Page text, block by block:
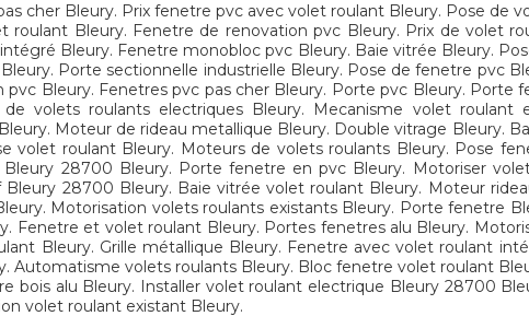
cher Bleury. Prix fenetre pvc avec volet roulant Bleury. Pose de
roulant Bleury. Fenetre de renovation pvc Bleury. Prix de volet
Bleury. Fenetre monobloc pvc Bleury. Baie vitrée Bleury.
Porte sectionnelle industrielle Bleury. Pose de fenetre pvc
pvc Bleury. Fenetres pvc pas cher Bleury. Porte pvc Bleury.
volets roulants electriques Bleury. Mecanisme volet roulant
Moteur de rideau metallique Bleury. Double vitrage Bleury.
volet roulant Bleury. Moteurs de volets roulants Bleury. Pose
28700 Bleury. Porte fenetre en pvc Bleury. Motoriser
28700 Bleury. Baie vitrée volet roulant Bleury. Moteur
Motorisation volets roulants existants Bleury. Porte fenetre
Fenetre et volet roulant Bleury. Portes fenetres alu Bleury.
Bleury. Grille métallique Bleury. Fenetre avec volet roulant
Automatisme volets roulants Bleury. Bloc fenetre volet roulant
bois alu Bleury. Installer volet roulant electrique Bleury 28700
volet roulant existant Bleury.